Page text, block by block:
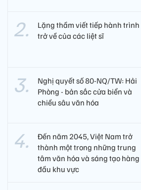
Lặng thầm viết tiếp hành trình
trở về của các liệt sĩ​
Nghị quyết số 80-NQ/TW: Hải
Phòng - bản sắc cửa biển và
chiều sâu văn hóa
Đến năm 2045, Việt Nam trở
thành một trong những trung
tâm văn hóa và sáng tạo hàng
đầu khu vực